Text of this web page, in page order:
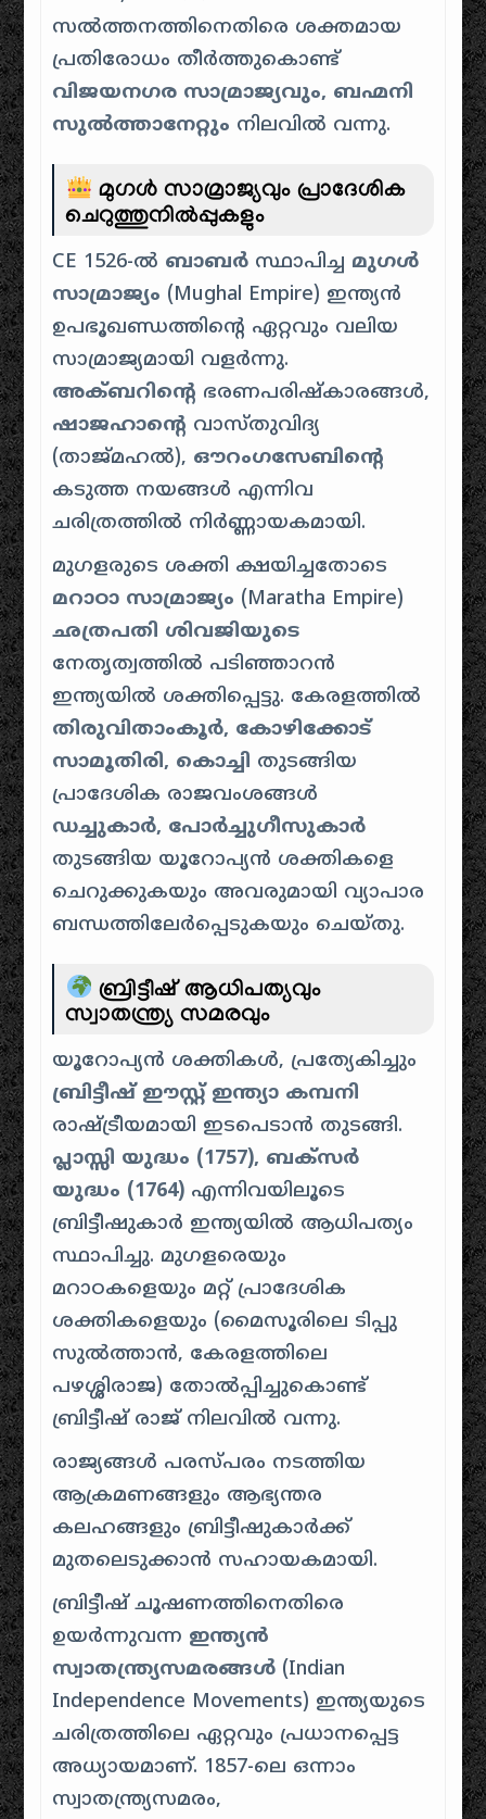
സൽത്തനത്തിനെതിരെ ശക്തമായ
പ്രതിരോധം തീർത്തുകൊണ്ട്
വിജയനഗര സാമ്രാജ്യവും, ബഹ്മനി
സുൽത്താനേറ്റും നിലവിൽ വന്നു.
മുഗൾ സാമ്രാജ്യവും പ്രാദേശിക
ചെറുത്തുനിൽപ്പുകളും
CE 1526-ൽ ബാബർ സ്ഥാപിച്ച മുഗൾ
സാമ്രാജ്യം (Mughal Empire) ഇന്ത്യൻ
ഉപഭൂഖണ്ഡത്തിൻ്റെ ഏറ്റവും വലിയ
സാമ്രാജ്യമായി വളർന്നു.
അക്ബറിൻ്റെ ഭരണപരിഷ്കാരങ്ങൾ,
ഷാജഹാൻ്റെ വാസ്തുവിദ്യ
(താജ്മഹൽ), ഔറംഗസേബിൻ്റെ
കടുത്ത നയങ്ങൾ എന്നിവ
ചരിത്രത്തിൽ നിർണ്ണായകമായി.
മുഗളരുടെ ശക്തി ക്ഷയിച്ചതോടെ
മറാഠാ സാമ്രാജ്യം (Maratha Empire)
ഛത്രപതി ശിവജിയുടെ
നേതൃത്വത്തിൽ പടിഞ്ഞാറൻ
ഇന്ത്യയിൽ ശക്തിപ്പെട്ടു. കേരളത്തിൽ
തിരുവിതാംകൂർ, കോഴിക്കോട്
സാമൂതിരി, കൊച്ചി തുടങ്ങിയ
പ്രാദേശിക രാജവംശങ്ങൾ
ഡച്ചുകാർ, പോർച്ചുഗീസുകാർ
തുടങ്ങിയ യൂറോപ്യൻ ശക്തികളെ
ചെറുക്കുകയും അവരുമായി വ്യാപാര
ബന്ധത്തിലേർപ്പെടുകയും ചെയ്തു.
ബ്രിട്ടീഷ് ആധിപത്യവും
സ്വാതന്ത്ര്യ സമരവും
യൂറോപ്യൻ ശക്തികൾ, പ്രത്യേകിച്ചും
ബ്രിട്ടീഷ് ഈസ്റ്റ് ഇന്ത്യാ കമ്പനി
രാഷ്ട്രീയമായി ഇടപെടാൻ തുടങ്ങി.
പ്ലാസ്സി യുദ്ധം (1757), ബക്സർ
യുദ്ധം (1764) എന്നിവയിലൂടെ
ബ്രിട്ടീഷുകാർ ഇന്ത്യയിൽ ആധിപത്യം
സ്ഥാപിച്ചു. മുഗളരെയും
മറാഠകളെയും മറ്റ് പ്രാദേശിക
ശക്തികളെയും (മൈസൂരിലെ ടിപ്പു
സുൽത്താൻ, കേരളത്തിലെ
പഴശ്ശിരാജ) തോൽപ്പിച്ചുകൊണ്ട്
ബ്രിട്ടീഷ് രാജ് നിലവിൽ വന്നു.
രാജ്യങ്ങൾ പരസ്പരം നടത്തിയ
ആക്രമണങ്ങളും ആഭ്യന്തര
കലഹങ്ങളും ബ്രിട്ടീഷുകാർക്ക്
മുതലെടുക്കാൻ സഹായകമായി.
ബ്രിട്ടീഷ് ചൂഷണത്തിനെതിരെ
ഉയർന്നുവന്ന ഇന്ത്യൻ
സ്വാതന്ത്ര്യസമരങ്ങൾ (Indian
Independence Movements) ഇന്ത്യയുടെ
ചരിത്രത്തിലെ ഏറ്റവും പ്രധാനപ്പെട്ട
അധ്യായമാണ്. 1857-ലെ ഒന്നാം
സ്വാതന്ത്ര്യസമരം,